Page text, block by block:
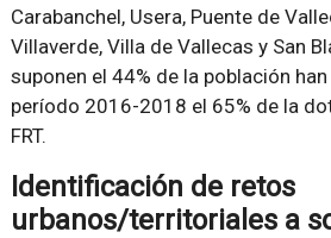
Carabanchel, Usera, Puente de
Villaverde, Villa de Vallecas y San
suponen el 44% de la población
período 2016-2018 el 65% de la
FRT.
Identificación de retos
urbanos/territoriales a